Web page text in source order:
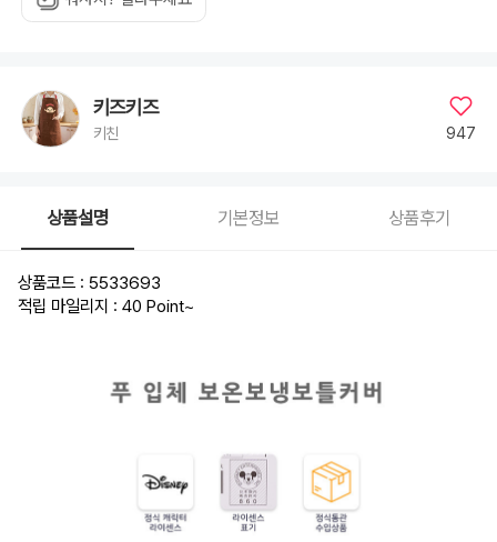
키즈키즈
키친 947
상품설명 기본정보 상품후기
상품코드 : 5533693
적립 마일리지 : 40 Point~